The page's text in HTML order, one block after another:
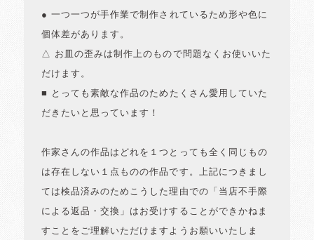
● 一つ一つが手作業で制作されているため形や色に
個体差があります。
△ お皿の歪みは制作上のもので問題なくお使いいた
だけます。
■ とっても素敵な作品のためたくさん愛用していた
だきたいと思っています！
作家さんの作品はどれを１つとっても全く同じもの
は存在しない１点ものの作品です。上記につきまし
ては検品済みのためこうした理由での「当店不手際
による返品・交換」はお受けすることができかねま
すことをご理解いただけますようお願いいたしま